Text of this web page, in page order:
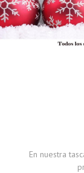
En nuestra